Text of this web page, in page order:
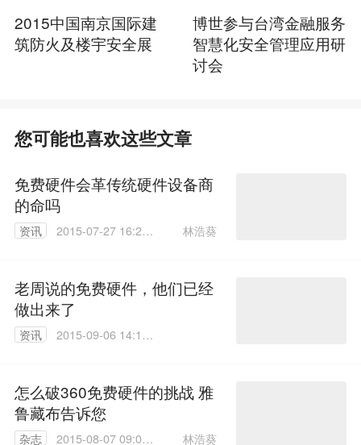
2015中国南京国际建
筑防火及楼宇安全展
博世参与台湾金融服务
智慧化安全管理应用研
讨会
您可能也喜欢这些文章
免费硬件会革传统硬件设备商
的命吗
资讯
2015-07-27 16:25:
林浩葵
老周说的免费硬件，他们已经
做出来了
资讯
2015-09-06 14:11:
怎么破360免费硬件的挑战 雅
鲁藏布告诉您
杂志 2015-08-07 09:01: 林浩葵